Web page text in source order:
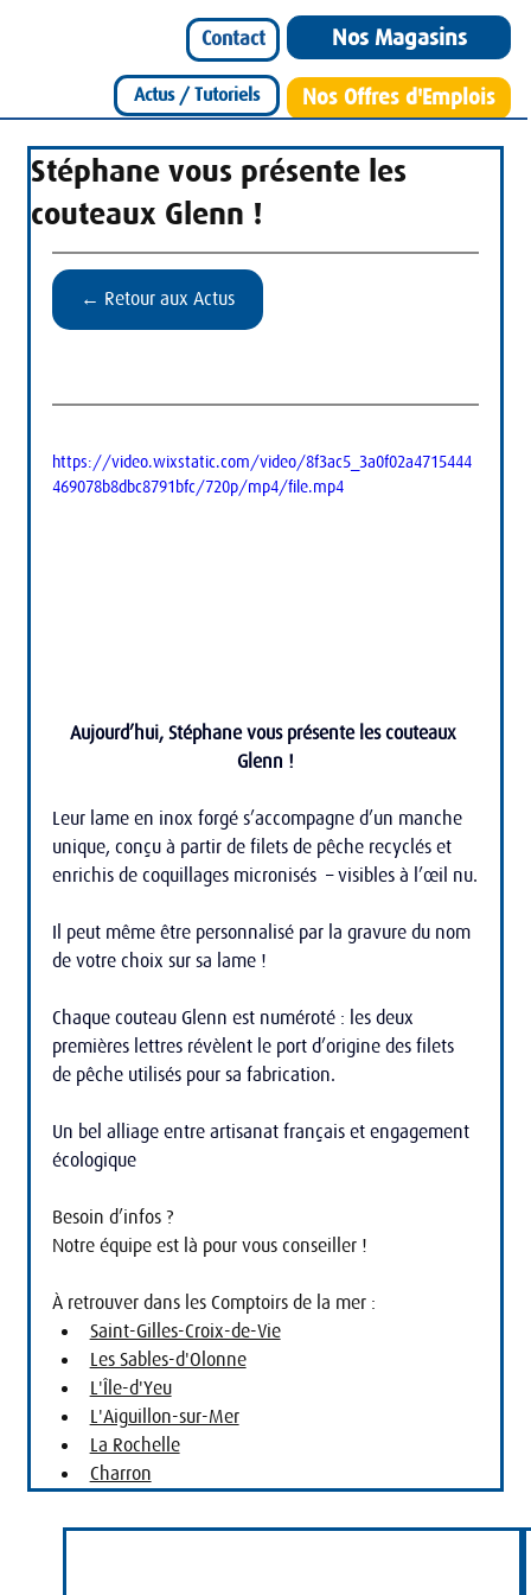
Nos Magasins
Actus / Tutoriels Nos Offres d'Emplois
Contact
Stéphane vous présente les
couteaux Glenn !
← Retour aux Actus
https://video.wixstatic.com/video/8f3ac5_3a0f02a4715444
469078b8dbc8791bfc/720p/mp4/file.mp4
Aujourd’hui, Stéphane vous présente les couteaux
Glenn !
Leur lame en inox forgé s’accompagne d’un manche
unique, conçu à partir de filets de pêche recyclés et
enrichis de coquillages micronisés  – visibles à l’œil nu.
Il peut même être personnalisé par la gravure du nom
de votre choix sur sa lame !
Chaque couteau Glenn est numéroté : les deux
premières lettres révèlent le port d’origine des filets
de pêche utilisés pour sa fabrication.
Un bel alliage entre artisanat français et engagement
écologique
Besoin d’infos ?
Notre équipe est là pour vous conseiller !
À retrouver dans les Comptoirs de la mer :
Saint-Gilles-Croix-de-Vie
Les Sables-d'Olonne
L'Île-d'Yeu
L'Aiguillon-sur-Mer
La Rochelle
Charron